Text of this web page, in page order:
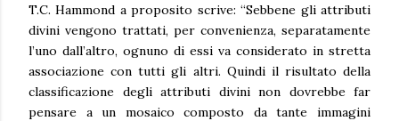
T.C. Hammond a proposito scrive: “Sebbene gli attributi
divini vengono trattati, per convenienza, separatamente
l’uno dall’altro, ognuno di essi va considerato in stretta
associazione con tutti gli altri. Quindi il risultato della
classificazione degli attributi divini non dovrebbe far
pensare a un mosaico composto da tante immagini